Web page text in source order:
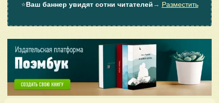
⭐Ваш баннер увидят сотни читателей → Разместить